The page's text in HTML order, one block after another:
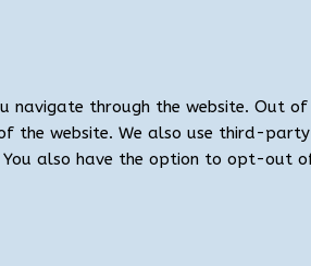
navigate through the website.
website. We also use third-
also have the option to opt-out